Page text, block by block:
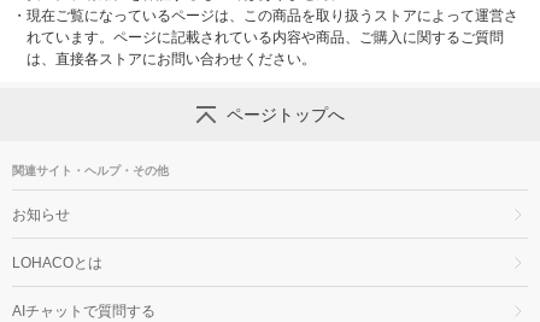
・ 現在ご覧になっているページは、この商品を取り扱うストアによって運営さ
れています。ページに記載されている内容や商品、ご購入に関するご質問
は、直接各ストアにお問い合わせください。
ページトップへ
関連サイト・ヘルプ・その他
お知らせ
LOHACOとは
AIチャットで質問する